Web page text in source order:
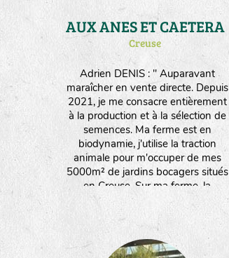
Adrien DENIS : " Auparavant
maraîcher en vente directe. Depuis
2021, je me consacre entièrement
à la production et à la sélection de
semences. Ma ferme est en
biodynamie, j'utilise la traction
animale pour m'occuper de mes
5000m² de jardins bocagers situés
en Creuse. Sur ma ferme, la
ressource en eau est limitée.Ce qui
m'oblige à réfléchir à des stratégies
d'économies d'eau,mais surtout à
adapter mes plantes au stress
AUX ANES ET CAETERA
Creuse